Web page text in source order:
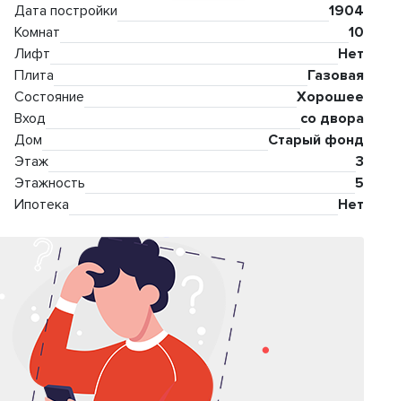
Дата постройки
1904
Комнат
10
Лифт
Нет
Плита
Газовая
Состояние
Хорошее
Вход
со двора
Дом
Старый фонд
Этаж
3
Этажность
5
Ипотека
Нет